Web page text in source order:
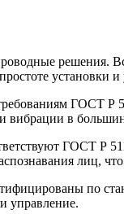
решения.
установки
ГОСТ Р
в
ГОСТ Р
лиц,
по
управление.